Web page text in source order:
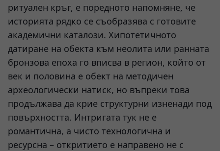
ритуален кръг, е поредното напомняне, че
историята рядко се съобразява с готовите
академични каталози. Хипотетичното
датиране на обекта към неолита или ранната
бронзова епоха го вписва в регион, който от
век и половина е обект на методичен
археологически натиск, но въпреки това
продължава да крие структурни изненади под
повърхността. Интригата тук не е
романтична, а чисто технологична и
ресурсна – откритието е направено не с